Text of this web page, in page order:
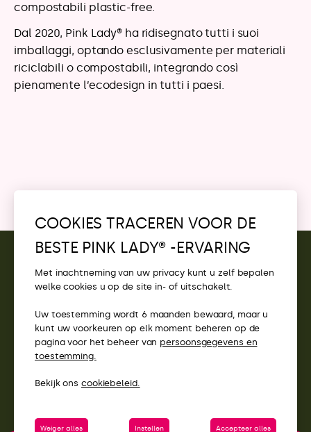
compostabili plastic-free.
Dal 2020, Pink Lady® ha ridisegnato tutti i suoi
imballaggi, optando esclusivamente per materiali
riciclabili o compostabili, integrando così
pienamente l’ecodesign in tutti i paesi.
CONTACT
PINK LADY® WEBSITES
COOKIES TRACEREN VOOR DE
BESTE PINK LADY® -ERVARING
Met inachtneming van uw privacy kunt u zelf bepalen
welke cookies u op de site in- of uitschakelt.
Uw toestemming wordt 6 maanden bewaard, maar u
kunt uw voorkeuren op elk moment beheren op de
pagina voor het beheer van persoonsgegevens en
toestemming.
Bekijk ons cookiebeleid.
Weiger alles Instellen Accepteer alles